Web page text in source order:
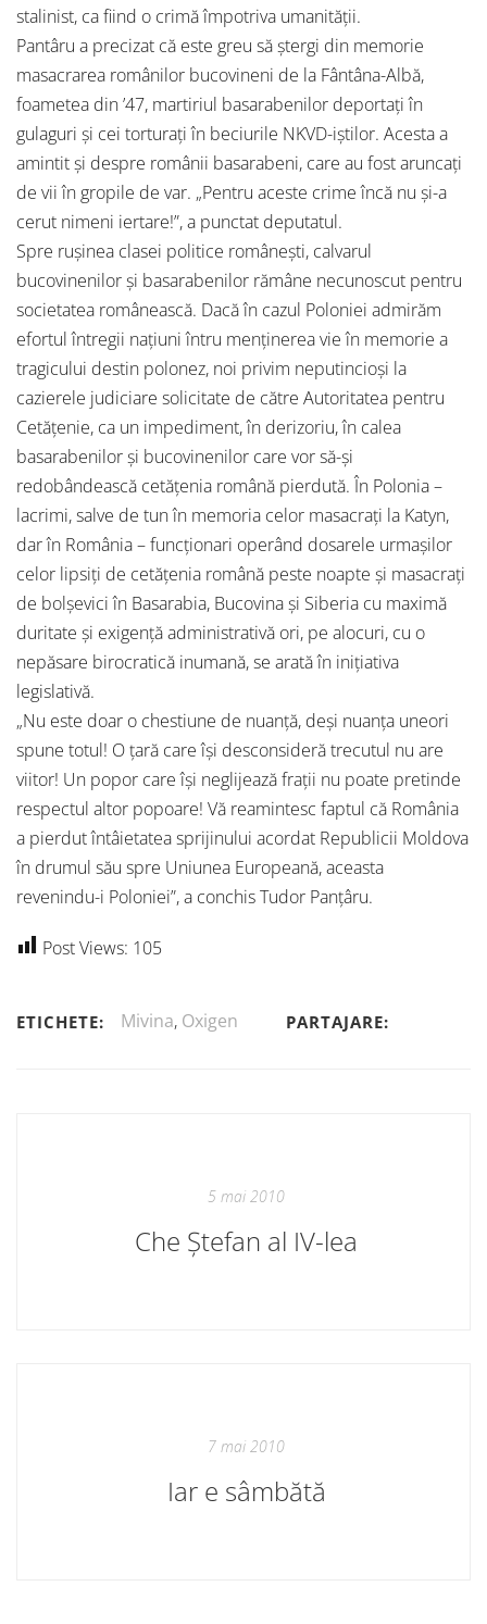
stalinist, ca fiind o crimă împotriva umanităţii.
Pantâru a precizat că este greu să ştergi din memorie
masacrarea românilor bucovineni de la Fântâna-Albă,
foametea din ’47, martiriul basarabenilor deportaţi în
gulaguri şi cei torturaţi în beciurile NKVD-iştilor. Acesta a
amintit şi despre românii basarabeni, care au fost aruncaţi
de vii în gropile de var. „Pentru aceste crime încă nu şi-a
cerut nimeni iertare!”, a punctat deputatul.
Spre ruşinea clasei politice româneşti, calvarul
bucovinenilor şi basarabenilor rămâne necunoscut pentru
societatea românească. Dacă în cazul Poloniei admirăm
efortul întregii naţiuni întru menţinerea vie în memorie a
tragicului destin polonez, noi privim neputincioşi la
cazierele judiciare solicitate de către Autoritatea pentru
Cetăţenie, ca un impediment, în derizoriu, în calea
basarabenilor şi bucovinenilor care vor să-şi
redobândească cetăţenia română pierdută. În Polonia –
lacrimi, salve de tun în memoria celor masacraţi la Katyn,
dar în România – funcţionari operând dosarele urmaşilor
celor lipsiţi de cetăţenia română peste noapte şi masacraţi
de bolşevici în Basarabia, Bucovina şi Siberia cu maximă
duritate şi exigenţă administrativă ori, pe alocuri, cu o
nepăsare birocratică inumană, se arată în iniţiativa
legislativă.
„Nu este doar o chestiune de nuanţă, deşi nuanţa uneori
spune totul! O ţară care îşi desconsideră trecutul nu are
viitor! Un popor care îşi neglijează fraţii nu poate pretinde
respectul altor popoare! Vă reamintesc faptul că România
a pierdut întâietatea sprijinului acordat Republicii Moldova
în drumul său spre Uniunea Europeană, aceasta
revenindu-i Poloniei”, a conchis Tudor Panţâru.
Post Views: 105
ETICHETE: Mivina, Oxigen PARTAJARE:
5 mai 2010
Che Ștefan al IV-lea
7 mai 2010
Iar e sâmbătă